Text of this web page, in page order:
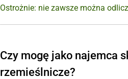
Ostrożnie: nie zawsze można
Czy mogę jako najemca
rzemieślnicze?